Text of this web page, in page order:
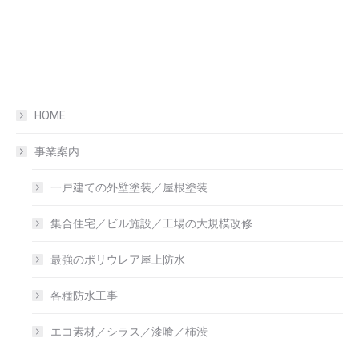
HOME
事業案内
一戸建ての外壁塗装／屋根塗装
集合住宅／ビル施設／工場の大規模改修
最強のポリウレア屋上防水
各種防水工事
エコ素材／シラス／漆喰／柿渋